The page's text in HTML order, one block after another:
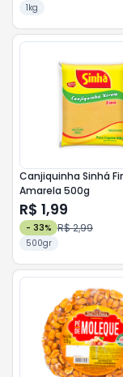
1kg
Canjiquinha Sinhá
Amarela 500g
R$ 1,99
- 33% R$ 2,99
500gr